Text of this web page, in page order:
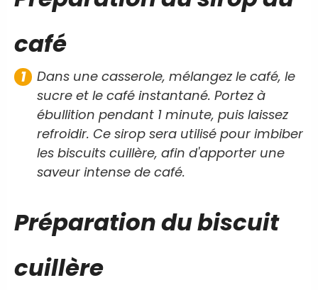
café
Dans une casserole, mélangez le café, le
sucre et le café instantané. Portez à
ébullition pendant 1 minute, puis laissez
refroidir. Ce sirop sera utilisé pour imbiber
les biscuits cuillère, afin d'apporter une
saveur intense de café.
Préparation du biscuit
cuillère